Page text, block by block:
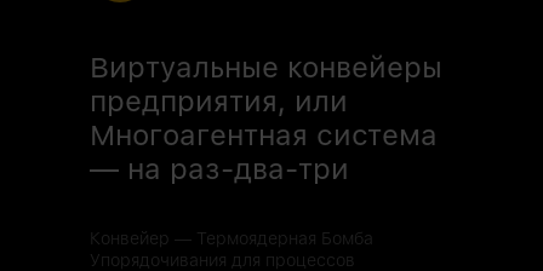
Виртуальные конвейеры
предприятия, или
Многоагентная система
— на раз-два-три
Конвейер — Термоядерная Бомба
Упорядочивания для процессов